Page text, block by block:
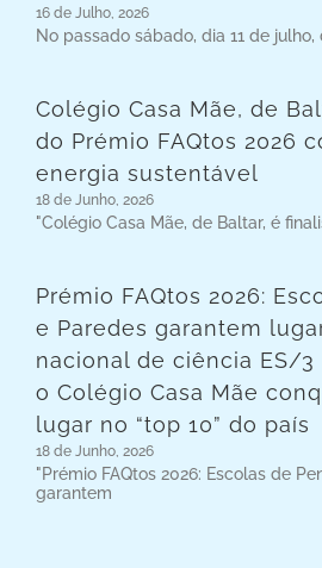
16 de Julho, 2026
No passado sábado, dia 11 de
Colégio Casa Mãe, de
do Prémio FAQtos 2026
energia sustentável
18 de Junho, 2026
"Colégio Casa Mãe, de Baltar, é
Prémio FAQtos 2026:
e Paredes garantem
nacional de ciência ES/3
o Colégio Casa Mãe
lugar no “top 10” do país
18 de Junho, 2026
"Prémio FAQtos 2026: Escolas de
garantem